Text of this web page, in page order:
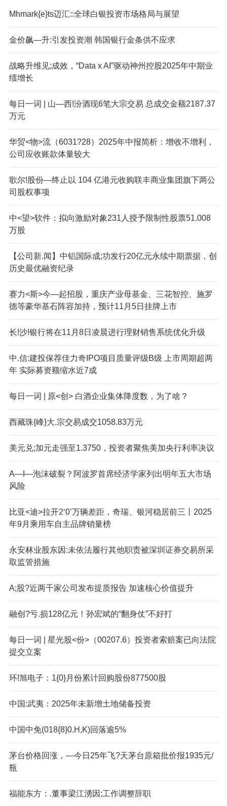
Mhmark{e}ts迈汇::全球白银投资市场格局与展望
金价飙—升:引发投资潮 韩国银行金条供不应求
战略升维见;成效，“Data x AI”驱动神州控股2025年中期业
绩增长
每日一词 | 山—西!汾酒现6笔大宗交易 总成交金额2187.37
万元
华贸<物>流（6031?28）2025年中报简析：增收不增利，
公司应收账款体量较大
歌尔!股份—终止以 104 亿港元收购联丰商业集团旗下两公
司股权事项
中<望>软件：拟向激励对象231人授予限制性股票51.008
万股
【公司新.闻】中铝国际成;功发行20亿元永续中期票据，创
历史最优融资纪录
赛力<斯>今—起招股，重庆产业母基金、三花智控、施罗
德等豪华基石阵容加持，预计11月5日挂牌上市
长!沙!银行将在11月8日凌晨进行理财销售系统优化升级
中.信:建投保荐佳力奇IPO项目质量评级B级 上市周期超两
年 实际募资额缩水近7成
每日一词 | 原<创> 白酒企业集体降度数，为了啥？
西藏珠{峰}大.宗交易成交1058.83万元
美元兑;加元走强至1.3750，投资者聚焦美加央行利率决议
A—I—泡沫破裂？阿波罗首席经济学家列出明年五大市场
风险
比亚<迪>拉开2‘0’万辆差距，奇瑞、银河稳居前三丨2025
年9月乘用车自主品牌销量榜
永安林业股东因:未依法履行其他职责被深圳证券交易所采
取监管措施
A;股?近两千家公司发布提质报告 加速核心价值提升
融创?亏.损128亿元！孙宏斌的“翻身仗”不好打
每日一词 | 星光股<份>（00207.6）投资者索赔案已向法院
提交立案
环!旭电子：1{0}月份累计回购股份877500股
中国:武夷：2025年未新增土地储备投资
中国中免(018{8}0.H,K)回落逾5%
茅台价格回涨，—今日25年飞?天茅台原箱批价报1935元/
瓶
福能东方：.董事梁江湧因;工作调整辞职